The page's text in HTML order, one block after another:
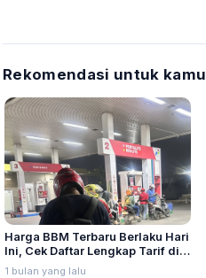
Rekomendasi untuk kamu
Harga BBM Terbaru Berlaku Hari
Ini, Cek Daftar Lengkap Tarif di
Seluruh Indonesia
1 bulan yang lalu